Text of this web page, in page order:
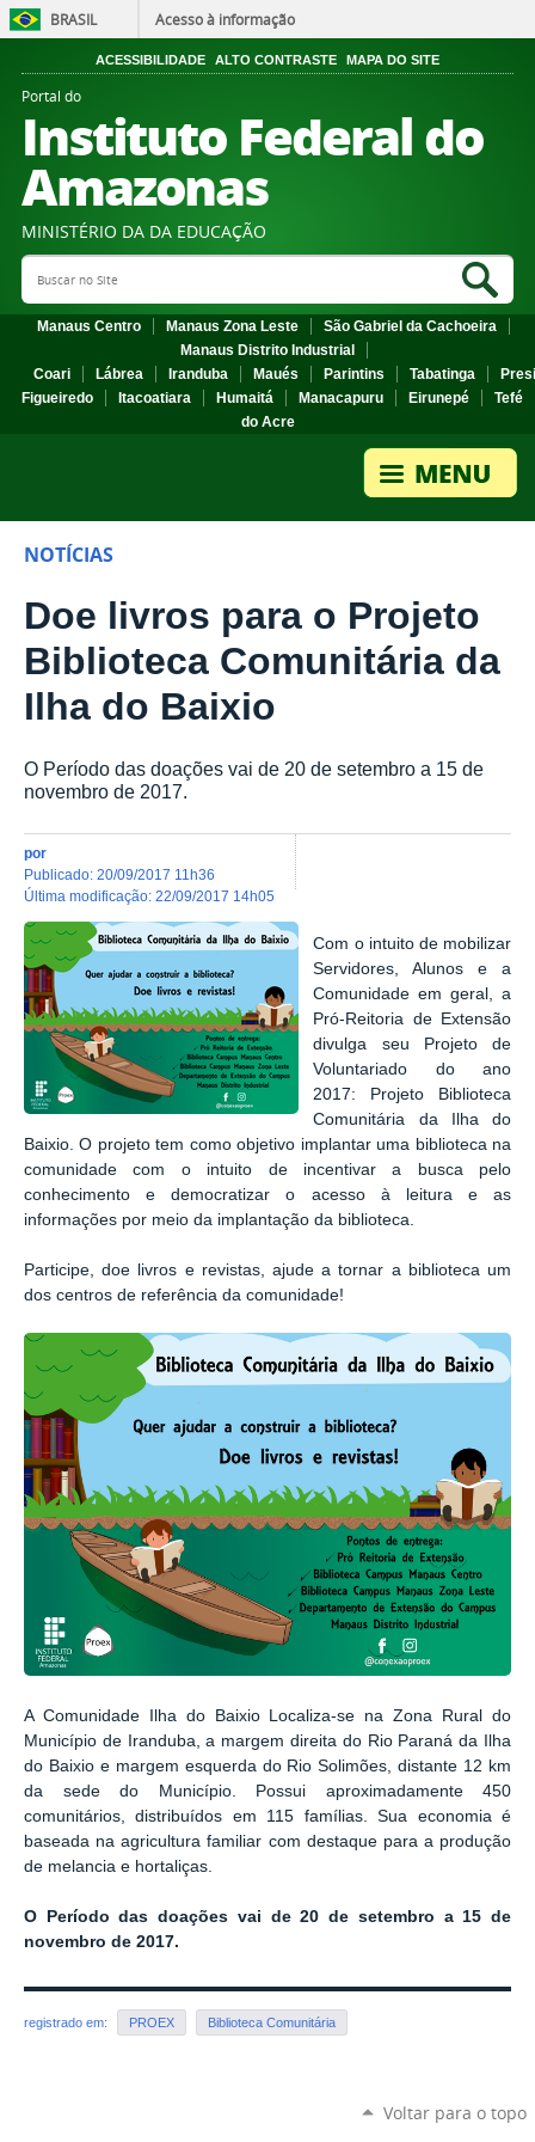
BRASIL Acesso à informação
ACESSIBILIDADE ALTO CONTRASTE MAPA DO SITE
Portal do
Instituto Federal do
Amazonas
MINISTÉRIO DA DA EDUCAÇÃO
Search Site
Manaus Centro Manaus Zona Leste
São Gabriel da Cachoeira
Manaus Distrito Industrial
Coari
Lábrea Iranduba Maués Parintins Tabatinga
Figueiredo
Itacoatiara Humaitá Manacapuru Eirunepé
Tefé
do Acre
NOTÍCIAS
Doe livros para o Projeto
Biblioteca Comunitária da
Ilha do Baixio
O Período das doações vai de 20 de setembro a 15 de
novembro de 2017.
por
publicado: 20/09/2017 11h36
última modificação: 22/09/2017 14h05
Com o intuito de mobilizar
Servidores, Alunos e a
Comunidade em geral, a
Pró-Reitoria de Extensão
divulga seu Projeto de
Voluntariado do ano
2017: Projeto Biblioteca
Comunitária da Ilha do
Baixio. O projeto tem como objetivo implantar uma biblioteca na
comunidade com o intuito de incentivar a busca pelo
conhecimento e democratizar o acesso à leitura e as
informações por meio da implantação da biblioteca.
Participe, doe livros e revistas, ajude a tornar a biblioteca um
dos centros de referência da comunidade!
A Comunidade Ilha do Baixio Localiza-se na Zona Rural do
Município de Iranduba, a margem direita do Rio Paraná da Ilha
do Baixio e margem esquerda do Rio Solimões, distante 12 km
da sede do Município. Possui aproximadamente 450
comunitários, distribuídos em 115 famílias. Sua economia é
baseada na agricultura familiar com destaque para a produção
de melancia e hortaliças.
O Período das doações vai de 20 de setembro a 15 de
novembro de 2017.
registrado em: PROEX Biblioteca Comunitária
Voltar para o topo